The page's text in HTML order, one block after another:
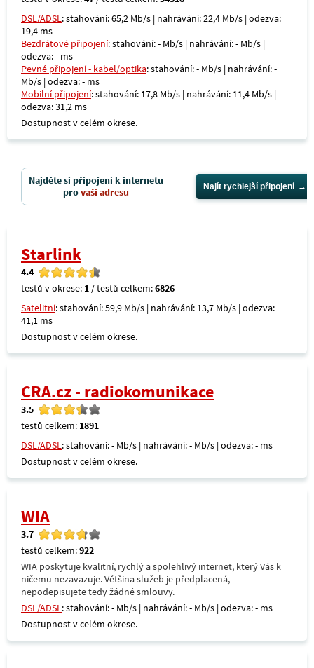
DSL/ADSL: stahování: 65,2 Mb/s | nahrávání: 22,4 Mb/s | odezva:
19,4 ms
Bezdrátové připojení: stahování: - Mb/s | nahrávání: - Mb/s |
odezva: - ms
Pevné připojení - kabel/optika: stahování: - Mb/s | nahrávání: -
Mb/s | odezva: - ms
Mobilní připojení: stahování: 17,8 Mb/s | nahrávání: 11,4 Mb/s |
odezva: 31,2 ms
Dostupnost v celém okrese.
Najděte si připojení k internetu
provaši adresu Najít rychlejší připojení
Starlink
4.4
testů v okrese: 1 / testů celkem:6826
Satelitní: stahování: 59,9 Mb/s | nahrávání: 13,7 Mb/s | odezva:
41,1 ms
Dostupnost v celém okrese.
CRA.cz - radiokomunikace
3.5
testů celkem: 1891
DSL/ADSL: stahování: - Mb/s | nahrávání: - Mb/s | odezva: - ms
Dostupnost v celém okrese.
WIA
3.7
testů celkem:922
WIA poskytuje kvalitní, rychlý a spolehlivý internet, který Vás k
ničemu nezavazuje. Většina služeb je předplacená,
nepodepisujete tedy žádné smlouvy.
DSL/ADSL: stahování: - Mb/s | nahrávání: - Mb/s | odezva: - ms
Dostupnost v celém okrese.